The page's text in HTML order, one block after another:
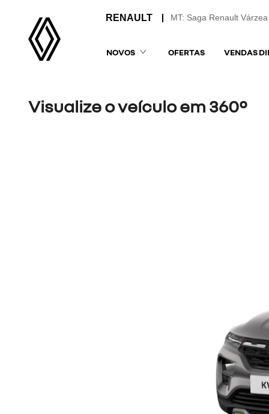
MT: Saga Renault
NOVOS OFERTAS VENDAS
Visualize o veículo em 360°